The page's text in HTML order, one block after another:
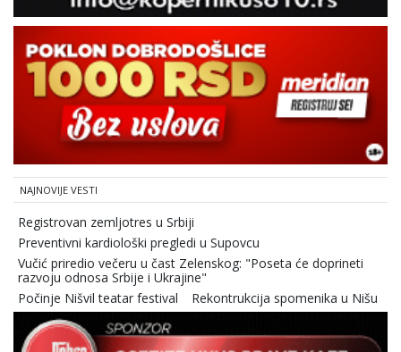
NAJNOVIJE VESTI
Registrovan zemljotres u Srbiji
Preventivni kardiološki pregledi u Supovcu
Vučić priredio večeru u čast Zelenskog: "Poseta će doprineti
razvoju odnosa Srbije i Ukrajine"
Počinje Nišvil teatar festival
Rekontrukcija spomenika u Nišu